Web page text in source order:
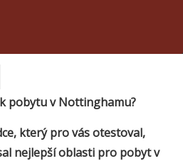
pobytu v Nottinghamu?
který pro vás otestoval,
nejlepší oblasti pro pobyt v